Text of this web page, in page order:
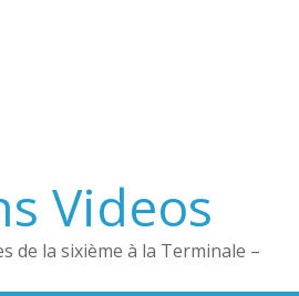
Videos
de la sixième à la Terminale –